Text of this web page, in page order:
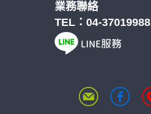
業務聯絡
TEL： 04-37019988